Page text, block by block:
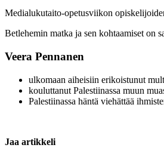
Medialukutaito-opetusviikon
Betlehemin matka ja sen kohtaamiset on
Veera Pennanen
ulkomaan aiheisiin erikoistunut
kouluttanut Palestiinassa muun
Palestiinassa häntä viehättää
Jaa artikkeli